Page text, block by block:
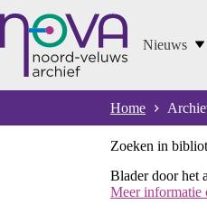
naar
inhoud
Nieuws
Home
Zoeken in
Blader door het
Meer informatie